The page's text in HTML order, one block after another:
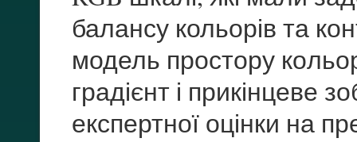
балансу кольорів та
модель простору
градієнт і прикінцеве
експертної оцінки на